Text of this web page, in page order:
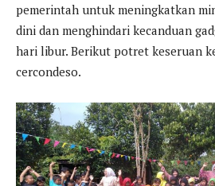
pemerintah untuk meningkatkan
dini dan menghindari kecanduan
hari libur. Berikut potret keseruan
cercondeso.